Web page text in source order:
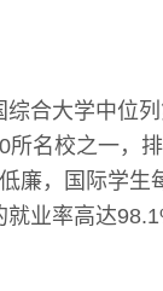
合大学中位
名校之一，
廉，国际学
业率高达